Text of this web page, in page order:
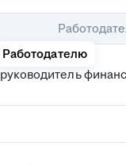
Работодателю
руководитель